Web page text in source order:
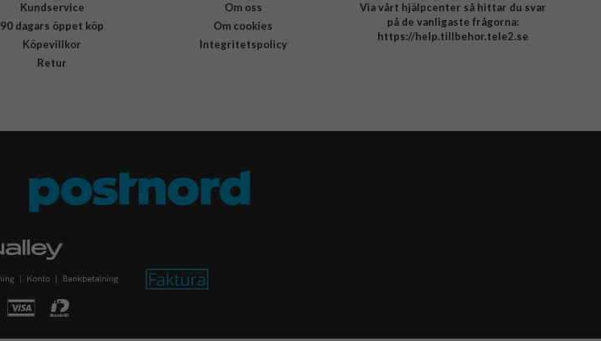
Kundservice
90 dagars öppet köp
Köpevillkor
Retur
Om oss
Om cookies
Integritetspolicy
Via vårt hjälpcenter så hittar du svar
på de vanligaste frågorna:
https://help.tillbehor.tele2.se